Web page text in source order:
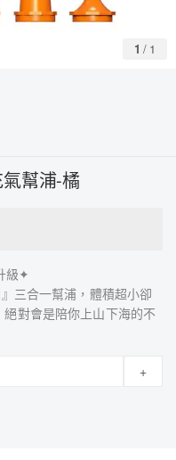
1 / 1
幫浦-橘
級​✦
三合一幫浦，體積超小卻
對會是陪你上山下海的不
+